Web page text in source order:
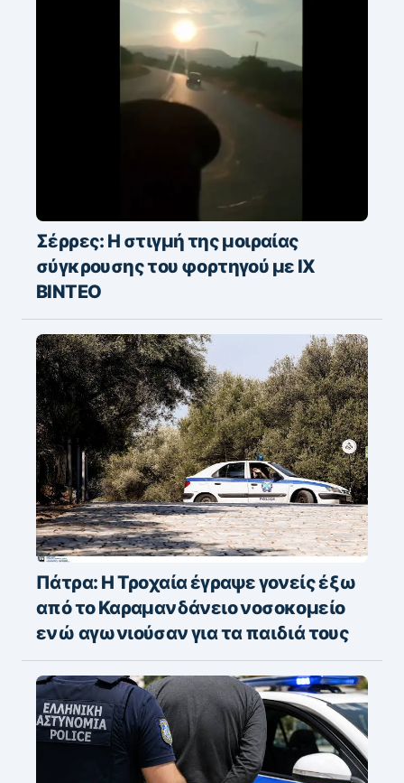
Σέρρες: Η στιγμή της μοιραίας
σύγκρουσης του φορτηγού με ΙΧ
ΒΙΝΤΕΟ
Πάτρα: Η Τροχαία έγραψε γονείς έξω
από το Καραμανδάνειο νοσοκομείο
ενώ αγωνιούσαν για τα παιδιά τους